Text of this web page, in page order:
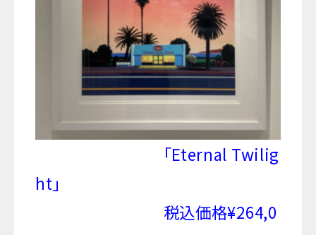
「Eternal Twilig
ht」
税込価格¥264,0